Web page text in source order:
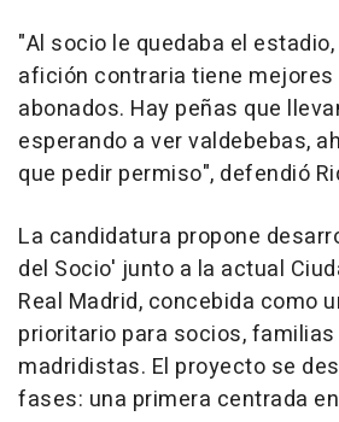
"Al socio le quedaba el
afición contraria tiene
abonados. Hay peñas que
esperando a ver valdebebas,
que pedir permiso", defendió
La candidatura propone
del Socio' junto a la actual
Real Madrid, concebida como
prioritario para socios, familias
madridistas. El proyecto se
fases: una primera centrada